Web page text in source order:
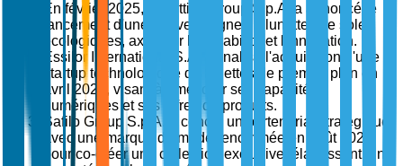
En février 2025, Luxottica Group S.p.A. a annoncé le
lancement d'une nouvelle ligne de lunettes de soleil
écologiques, axée sur la durabilité et l'innovation.
Essilor International S.A. a finalisé l'acquisition d'une
startup technologique de lunettes de premier plan en
avril 2025, visant à améliorer ses capacités
numériques et ses offres de produits.
Safilo Group S.p.A. a conclu un partenariat stratégique
avec une marque de mode renommée en août 2025
pour co-créer une collection exclusive, élargissant ainsi